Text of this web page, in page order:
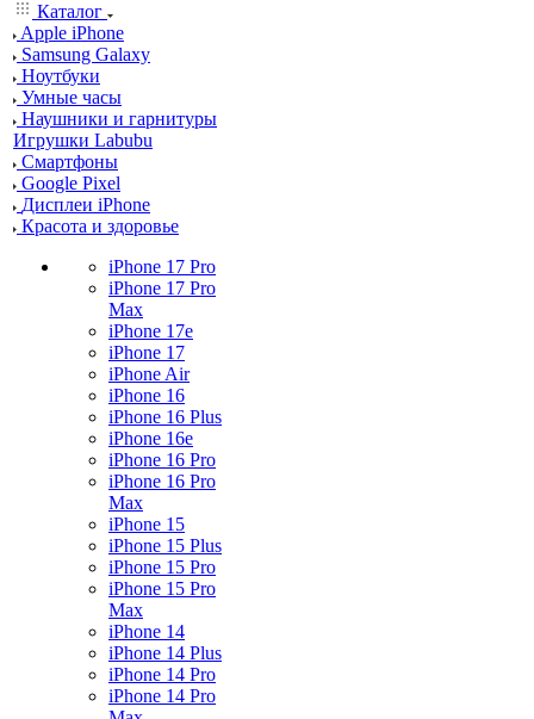
Каталог
Apple iPhone
Samsung Galaxy
Ноутбуки
Умные часы
Наушники и гарнитуры
Игрушки Labubu
Смартфоны
Google Pixel
Дисплеи iPhone
Красота и здоровье
iPhone 17 Pro
iPhone 17 Pro
Max
iPhone 17e
iPhone 17
iPhone Air
iPhone 16
iPhone 16 Plus
iPhone 16e
iPhone 16 Pro
iPhone 16 Pro
Max
iPhone 15
iPhone 15 Plus
iPhone 15 Pro
iPhone 15 Pro
Max
iPhone 14
iPhone 14 Plus
iPhone 14 Pro
iPhone 14 Pro